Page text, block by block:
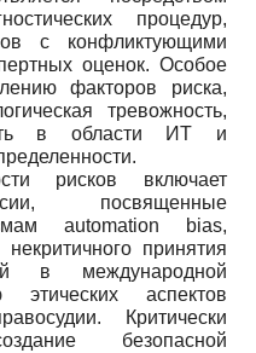
процедур,
с конфликтующими
оценок. Особое
факторов риска,
тревожность,
в области ИТ и
рисков включает
посвященные
automation bias,
принятия
в международной
аспектов
Критически
безопасной